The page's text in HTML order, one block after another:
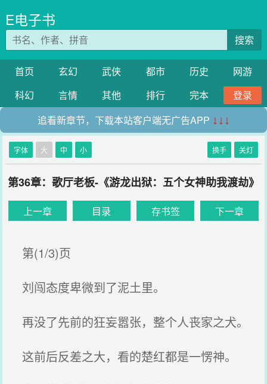
E电子书
搜索
首页 玄幻 武侠 都市 历史
网游
科幻
言情 其他 排行 完本
登录
追看新章节，下载本站客户端无广告APP ↓↓↓
字体 大 中 小 换手 关灯
第36章：歌厅老板-《游龙出狱：五个女神助我渡劫》
上一章 目录 存书签 下一章
第(1/3)页
刘闯态度卑微到了泥土里。
再没了先前的狂妄嚣张，整个人丧家之犬。
这前后反差之大，看的楚红都是一愣神。